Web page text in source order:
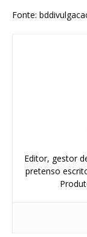
Fonte:
Editor, gestor
pretenso